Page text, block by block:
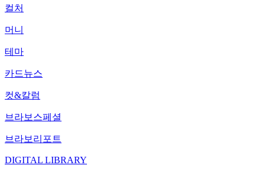
컬처
머니
테마
카드뉴스
컷&칼럼
브라보스페셜
브라보리포트
DIGITAL LIBRARY